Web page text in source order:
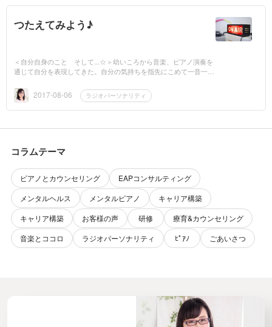
つたえてみよう♪
＜自分自身のこと そして...☆＞幼いころから音楽、ピアノ演奏を
通じて自分を表現してきた。自分の気持ちを指先にこめて一音一音
2017-08-06 ラジオパーソナリティ
コラムテーマ
ピアノとカウンセリング
EAPコンサルティング
メンタルヘルス
メンタルピアノ
キャリア構築
キャリア構築
お客様の声 研修
療育&カウンセリング
音楽とココロ
ラジオパーソナリティ ﾋﾟｱﾉ ごあいさつ